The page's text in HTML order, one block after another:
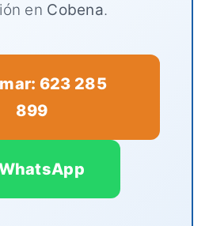
en Cobena.
623 285
899